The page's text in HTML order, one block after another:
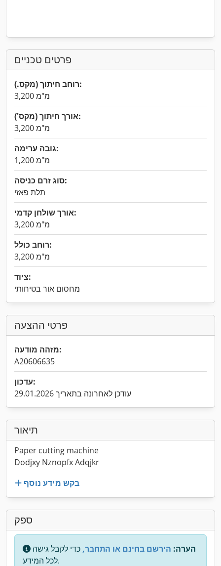
פרטים טכניים
רוחב חיתוך (מקס.):
3,200 מ"מ
אורך חיתוך (מקס'):
3,200 מ"מ
גובה ערימה:
1,200 מ"מ
סוג זרם כניסה:
תלת פאזי
אורך שולחן קדמי:
3,200 מ"מ
רוחב כולל:
3,200 מ"מ
ציוד:
מחסום אור בטיחותי
פרטי ההצעה
מזהה מודעה:
A20606635
עדכון:
עודכן לאחרונה בתאריך 29.01.2026
תיאור
Paper cutting machine
Dodjxy Nznopfx Adqjkr
בקש מידע נוסף
ספק
הערה: הירשם בחינם או התחבר, כדי לקבל גישה
לכל המידע.